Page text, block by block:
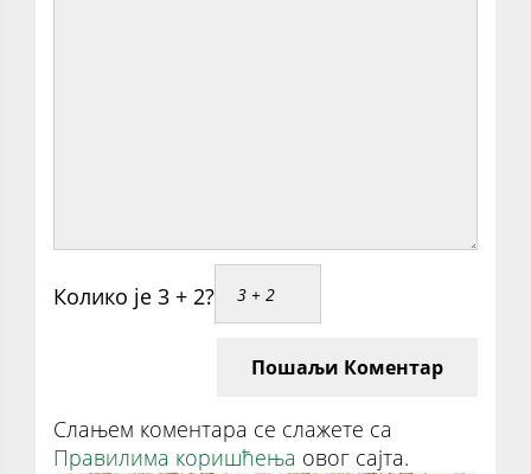
Колико је 3 + 2?
Пошаљи Коментар
Слањем коментара се слажете са
Правилима коришћења овог сајта.